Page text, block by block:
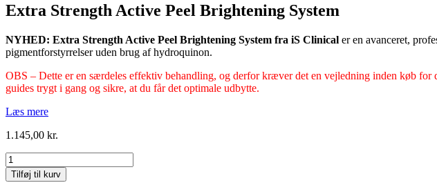
Extra Strength Active Peel Brightening System
NYHED: Extra Strength Active Peel Brightening System fra iS Clinical er en avanceret,
pigmentforstyrrelser uden brug af hydroquinon.
OBS – Dette er en særdeles effektiv behandling, og derfor kræver det en vejledning inden køb
guides trygt i gang og sikre, at du får det optimale udbytte.
Læs mere
1.145,00 kr.
Extra
Strength
Active
Tilføj til kurv